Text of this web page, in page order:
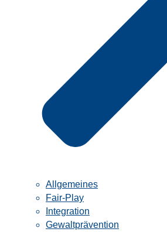
Allgemeines
Fair-Play
Integration
Gewaltprävention